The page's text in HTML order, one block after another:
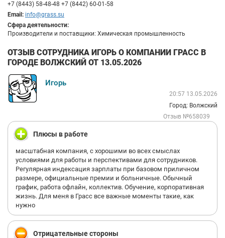
+7 (8443) 58-48-48 +7 (8442) 60-01-58
Email: info@grass.su
Сфера деятельности:
Производители и поставщики: Химическая промышленность
ОТЗЫВ СОТРУДНИКА ИГОРЬ О КОМПАНИИ ГРАСС В
ГОРОДЕ ВОЛЖСКИЙ ОТ 13.05.2026
Игорь
20:57 13.05.2026
Город: Волжский
Отзыв №658039
Плюсы в работе
масштабная компания, с хорошими во всех смыслах
условиями для работы и перспективами для сотрудников.
Регулярная индексация зарплаты при базовом приличном
размере, официальные премии и больничные. Обычный
график, работа офлайн, коллектив. Обучение, корпоративная
жизнь. Для меня в Грасс все важные моменты такие, как
нужно
Отрицательные стороны